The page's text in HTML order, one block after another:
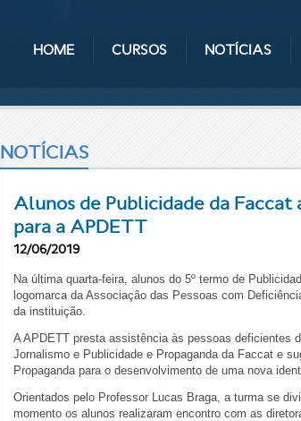
HOME CURSOS NOTÍCIAS
NOTÍCIAS
Alunos de Publicidade da
para a APDETT
12/06/2019
Na última quarta-feira, alunos do 5º termo de
logomarca da Associação das Pessoas com
da instituição.
A APDETT presta assistência às pessoas deficientes
Jornalismo e Publicidade e Propaganda da Faccat e
Propaganda para o desenvolvimento de uma nova
Orientados pelo Professor Lucas Braga, a turma se
momento os alunos realizaram encontro com as